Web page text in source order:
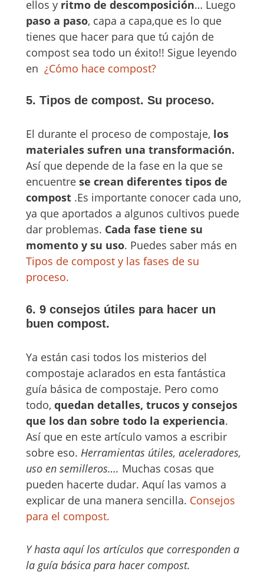
ellos y ritmo de descomposición… Luego
paso a paso, capa a capa,que es lo que
tienes que hacer para que tú cajón de
compost sea todo un éxito!! Sigue leyendo
en ¿Cómo hace compost?
5. Tipos de compost. Su proceso.
El durante el proceso de compostaje, los
materiales sufren una transformación.
Así que depende de la fase en la que se
encuentre se crean diferentes tipos de
compost .Es importante conocer cada uno,
ya que aportados a algunos cultivos puede
dar problemas. Cada fase tiene su
momento y su uso. Puedes saber más en
Tipos de compost y las fases de su
proceso.
6. 9 consejos útiles para hacer un
buen compost.
Ya están casi todos los misterios del
compostaje aclarados en esta fantástica
guía básica de compostaje. Pero como
todo, quedan detalles, trucos y consejos
que los dan sobre todo la experiencia.
Así que en este artículo vamos a escribir
sobre eso. Herramientas útiles, aceleradores,
uso en semilleros…. Muchas cosas que
pueden hacerte dudar. Aquí las vamos a
explicar de una manera sencilla. Consejos
para el compost.
Y hasta aquí los artículos que corresponden a
la guía básica para hacer compost.